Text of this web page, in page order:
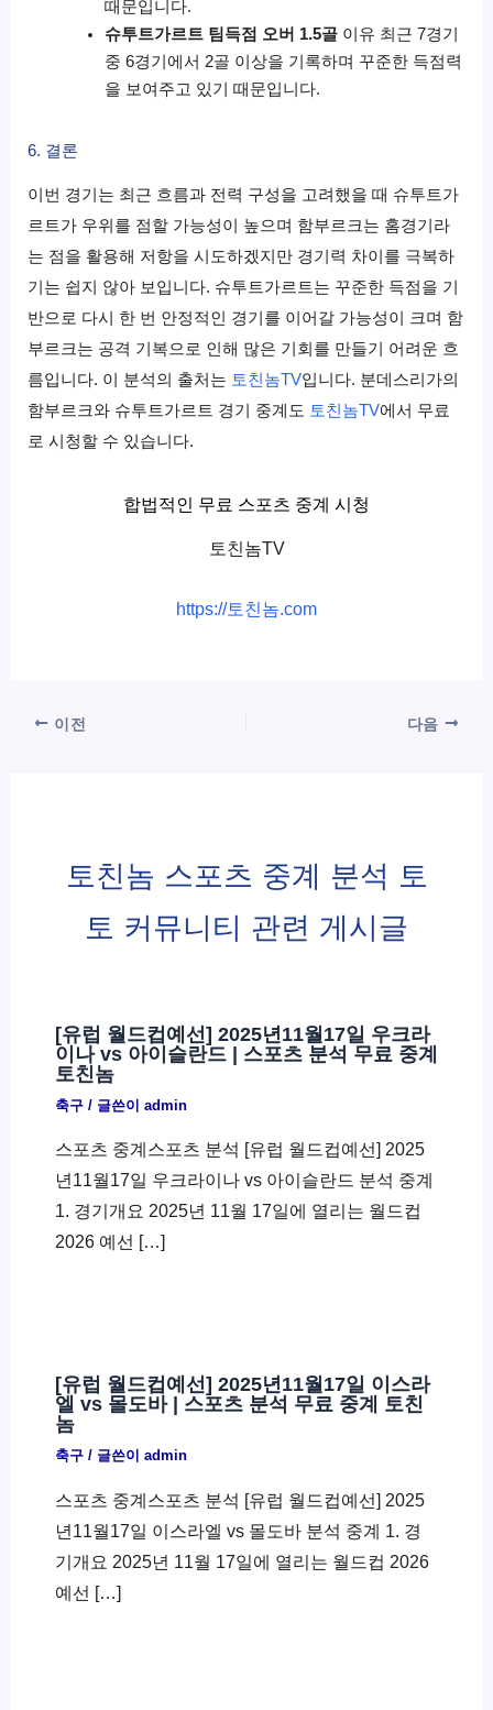
때문입니다.
슈투트가르트 팀득점 오버 1.5골이유 최근 7경기
중 6경기에서 2골 이상을 기록하며 꾸준한 득점력
을 보여주고 있기 때문입니다.
6. 결론
이번 경기는 최근 흐름과 전력 구성을 고려했을 때 슈투트가
르트가 우위를 점할 가능성이 높으며 함부르크는 홈경기라
는 점을 활용해 저항을 시도하겠지만 경기력 차이를 극복하
기는 쉽지 않아 보입니다. 슈투트가르트는 꾸준한 득점을 기
반으로 다시 한 번 안정적인 경기를 이어갈 가능성이 크며 함
부르크는 공격 기복으로 인해 많은 기회를 만들기 어려운 흐
름입니다. 이 분석의 출처는 토친놈TV입니다. 분데스리가의
함부르크와 슈투트가르트 경기 중계도 토친놈TV에서 무료
로 시청할 수 있습니다.
합법적인 무료 스포츠 중계 시청
토친놈TV
https://토친놈.com
이전 다음
토친놈 스포츠 중계 분석 토
토 커뮤니티 관련 게시글
[유럽 월드컵예선] 2025년11월17일 우크라
이나 vs 아이슬란드 | 스포츠 분석 무료 중계
토친놈
축구/ 글쓴이 admin
스포츠 중계스포츠 분석 [유럽 월드컵예선] 2025
년11월17일 우크라이나 vs 아이슬란드 분석 중계
1. 경기개요 2025년 11월 17일에 열리는 월드컵
2026 예선 […]
[유럽 월드컵예선] 2025년11월17일 이스라
엘 vs 몰도바 | 스포츠 분석 무료 중계 토친
놈
축구/ 글쓴이 admin
스포츠 중계스포츠 분석 [유럽 월드컵예선] 2025
년11월17일 이스라엘 vs 몰도바 분석 중계 1. 경
기개요 2025년 11월 17일에 열리는 월드컵 2026
예선 […]